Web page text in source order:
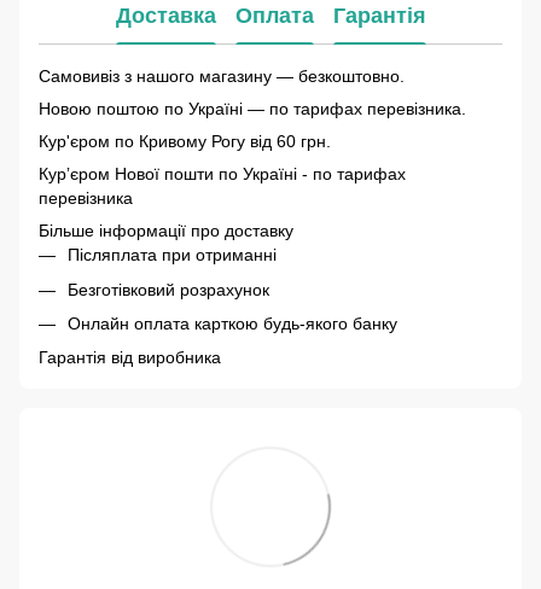
Доставка Оплата Гарантія
Самовивіз з нашого магазину — безкоштовно.
Новою поштою по Україні — по тарифах перевізника.
Кур'єром по Кривому Рогу від 60 грн.
Курʼєром Нової пошти по Україні - по тарифах
перевізника
Більше інформації про доставку
Післяплата при отриманні
Безготівковий розрахунок
Онлайн оплата карткою будь-якого банку
Гарантія від виробника